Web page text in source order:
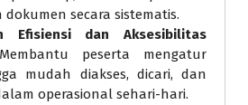
secara sistematis.
Efisiensi dan Aksesibilitas
peserta mengatur
mudah diakses, dicari, dan
operasional sehari-hari.